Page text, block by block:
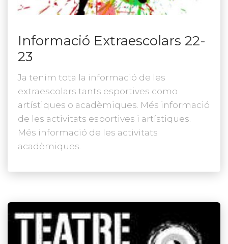
Informació Extraescolars 22-
23
Ja tenim tota la informació de les
extraescolars tants esportives como
artístiques o acadèmiques. Més informació
de les activitats esportives i artístiques.
Més informació de les activitats
acadèmiques.